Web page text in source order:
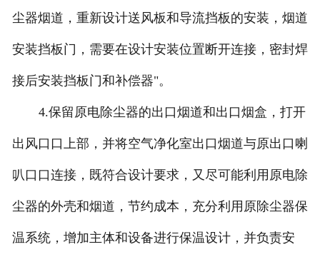
尘器烟道，重新设计送风板和导流挡板的安装，烟道
安装挡板门，需要在设计安装位置断开连接，密封焊
接后安装挡板门和补偿器"。
4.保留原电除尘器的出口烟道和出口烟盒，打开
出风口口上部，并将空气净化室出口烟道与原出口喇
叭口口连接，既符合设计要求，又尽可能利用原电除
尘器的外壳和烟道，节约成本，充分利用原除尘器保
温系统，增加主体和设备进行保温设计，并负责安